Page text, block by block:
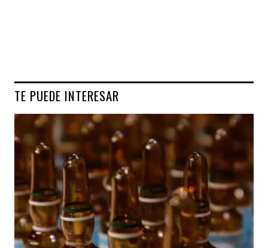
TE PUEDE INTERESAR